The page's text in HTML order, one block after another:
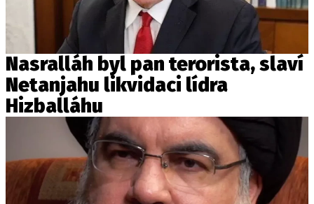
Nasralláh byl pan terorista, slaví
Netanjahu likvidaci lídra
Hizballáhu